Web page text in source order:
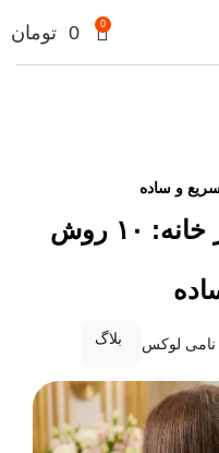
0
0 تومان
آموزش کراتینه مو در خانه: ۱۰ روش
نامی لوکس بلاگ